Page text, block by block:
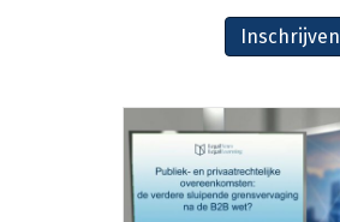
Inschrijven